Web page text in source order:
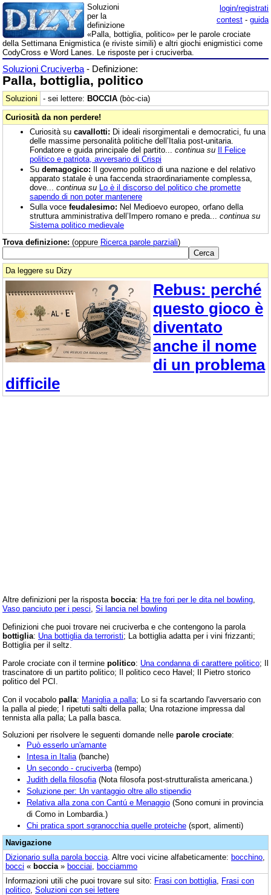
login/registrati
contest - guida
Soluzioni
per la
definizione
«Palla, bottiglia, politico» per le parole crociate
della Settimana Enigmistica (e riviste simili) e altri giochi enigmistici come
CodyCross e Word Lanes. Le risposte per i cruciverba.
Soluzioni Cruciverba - Definizione:
Palla, bottiglia, politico
Soluzioni - sei lettere: BOCCIA (bòc-cia)
Curiosità da non perdere!
Curiosità su cavallotti: Di ideali risorgimentali e democratici, fu una
delle massime personalità politiche dell’Italia post-unitaria.
Fondatore e guida principale del partito... continua su Il Felice
politico e patriota, avversario di Crispi
Su demagogico: Il governo politico di una nazione e del relativo
apparato statale è una faccenda straordinariamente complessa,
dove... continua su Lo è il discorso del politico che promette
sapendo di non poter mantenere
Sulla voce feudalesimo: Nel Medioevo europeo, orfano della
struttura amministrativa dell’Impero romano e preda... continua su
Sistema politico medievale
Trova definizione: (oppure Ricerca parole parziali)
Da leggere su Dizy
Rebus: perché
questo gioco è
diventato
anche il nome
di un problema
difficile
Altre definizioni per la risposta boccia: Ha tre fori per le dita nel bowling
Vaso panciuto per i pesci Si lancia nel bowling
Definizioni che puoi trovare nei cruciverba e che contengono la parola
bottiglia: Una bottiglia da terroristi; La bottiglia adatta per i vini frizzanti;
Bottiglia per il seltz.
Parole crociate con il termine politico: Una condanna di carattere politico; Il
trascinatore di un partito politico; Il politico ceco Havel; Il Pietro storico
politico del PCI.
Con il vocabolo palla: Maniglia a palla; Lo si fa scartando l'avversario con
la palla al piede; I ripetuti salti della palla; Una rotazione impressa dal
tennista alla palla; La palla basca.
Soluzioni per risolvere le seguenti domande nelle parole crociate:
Può esserlo un'amante
Intesa in Italia (banche)
Un secondo - cruciverba (tempo)
Judith della filosofia (Nota filosofa post-strutturalista americana.)
Soluzione per: Un vantaggio oltre allo stipendio
Relativa alla zona con Cantú e Menaggio (Sono comuni in provincia
di Como in Lombardia.)
Chi pratica sport sgranocchia quelle proteiche (sport, alimenti)
Navigazione
Dizionario sulla parola boccia . Altre voci vicine alfabeticamente: bocchino
bocci « boccia » bocciai bocciammo
Informazioni utili che puoi trovare sul sito: Frasi con bottiglia Frasi con
politico Soluzioni con sei lettere